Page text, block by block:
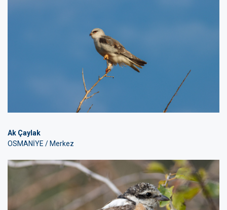
Ak Çaylak
OSMANİYE / Merkez